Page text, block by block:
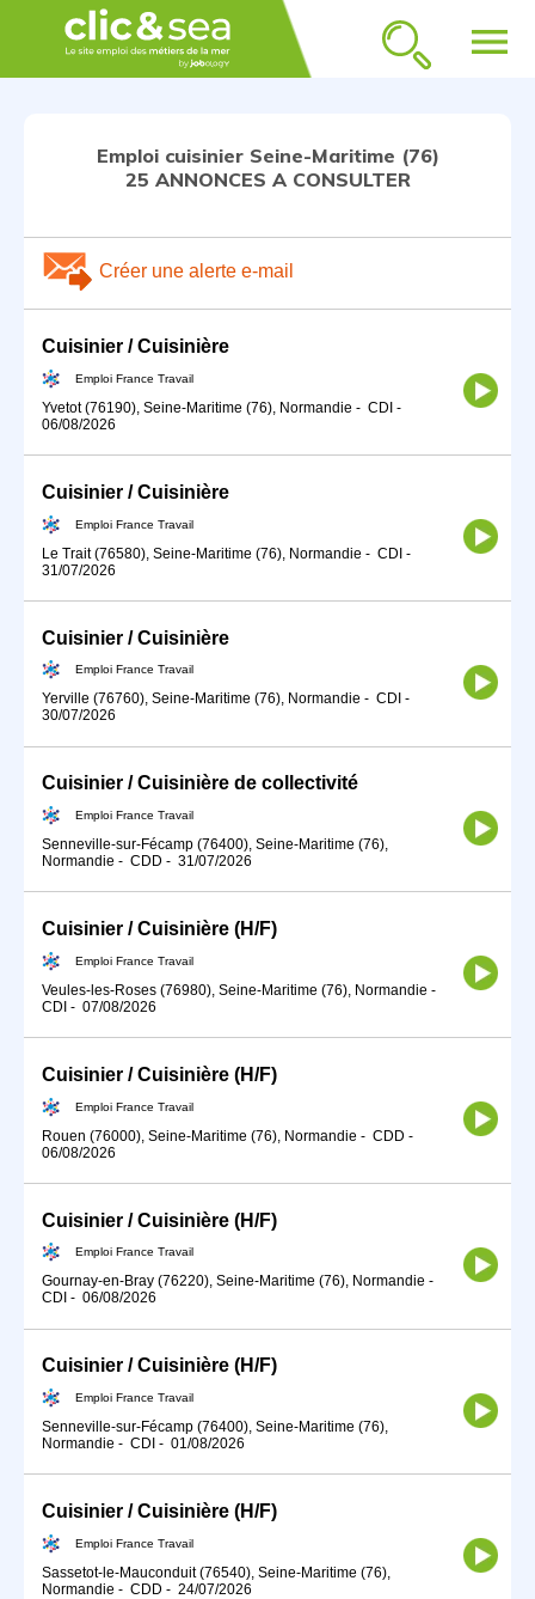
menu
Emploi cuisinier Seine-Maritime (76)
25 ANNONCES A CONSULTER
Créer une alerte e-mail
Cuisinier / Cuisinière
Emploi France Travail
Yvetot (76190), Seine-Maritime (76), Normandie - CDI -
06/08/2026
Cuisinier / Cuisinière
Emploi France Travail
Le Trait (76580), Seine-Maritime (76), Normandie - CDI -
31/07/2026
Cuisinier / Cuisinière
Emploi France Travail
Yerville (76760), Seine-Maritime (76), Normandie - CDI -
30/07/2026
Cuisinier / Cuisinière de collectivité
Emploi France Travail
Senneville-sur-Fécamp (76400), Seine-Maritime (76),
Normandie - CDD - 31/07/2026
Cuisinier / Cuisinière (H/F)
Emploi France Travail
Veules-les-Roses (76980), Seine-Maritime (76), Normandie -
CDI - 07/08/2026
Cuisinier / Cuisinière (H/F)
Emploi France Travail
Rouen (76000), Seine-Maritime (76), Normandie - CDD -
06/08/2026
Cuisinier / Cuisinière (H/F)
Emploi France Travail
Gournay-en-Bray (76220), Seine-Maritime (76), Normandie -
CDI - 06/08/2026
Cuisinier / Cuisinière (H/F)
Emploi France Travail
Senneville-sur-Fécamp (76400), Seine-Maritime (76),
Normandie - CDI - 01/08/2026
Cuisinier / Cuisinière (H/F)
Emploi France Travail
Sassetot-le-Mauconduit (76540), Seine-Maritime (76),
Normandie - CDD - 24/07/2026